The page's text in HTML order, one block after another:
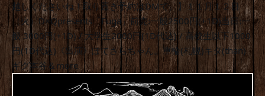
越しくださいね！取り置き予約はDMで。】１１月１２日
（火）D×Qpresents「Fuga」前売:一般2500円(+1D)当日:一
般 3000円(+1D) / 大学生2000円(1D代込) / 高校生以下1000
円(1D代込)《出演》ぽてさらちゃん。車輪(札幌)キタ(than)
ギグ本谷＆more